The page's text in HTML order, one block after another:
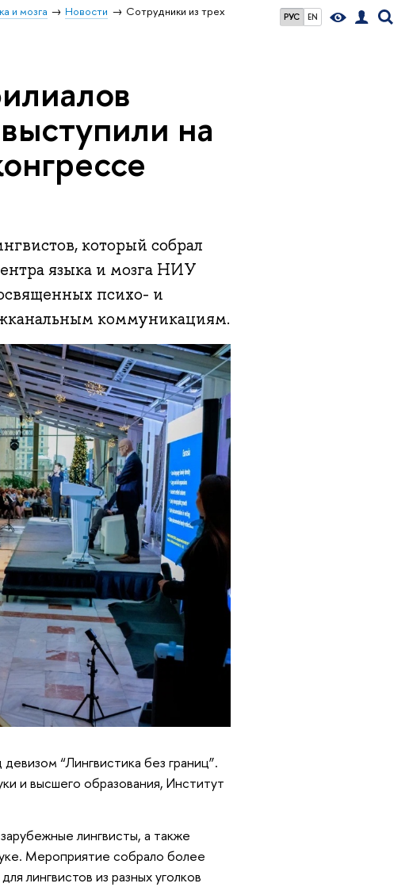
РУС EN
и мозга Новости
Сотрудники из трех
на
который собрал
языка и мозга НИУ
психо- и
коммуникациям.
“Лингвистика без границ”.
и высшего образования, Институт
лингвисты, а также
Мероприятие собрало более
лингвистов из разных уголков